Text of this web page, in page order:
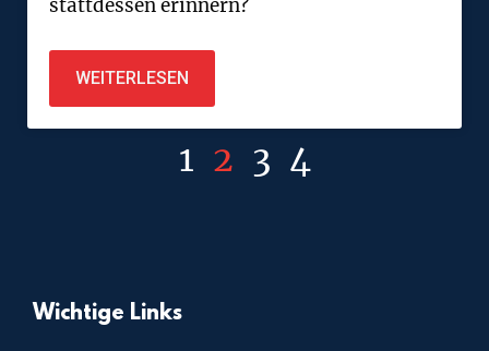
stattdessen erinnern?
WEITERLESEN
1 2 3 4
Wichtige Links